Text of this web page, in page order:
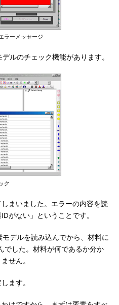
ラーメッセージ
ルのチェック機能があります。
ク
まいました。エラーの内容を読
がない」ということです。
デルを読み込んでから、材料に
でした。材料が何であるか分か
せん。
ます。